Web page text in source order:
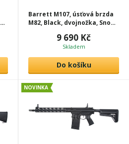
Barrett M107, úsťová brzda
M82, Black, dvojnožka, Snow
9 690 Kč
Skladem
Do košíku
NOVINKA